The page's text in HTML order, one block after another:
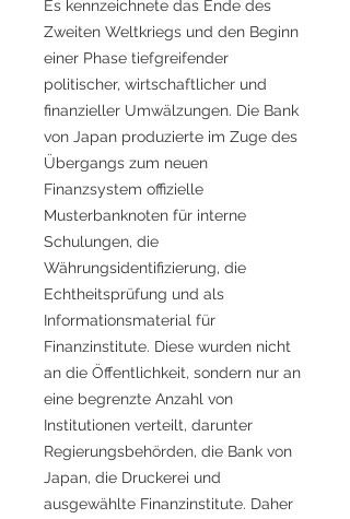
Es kennzeichnete das Ende des
Zweiten Weltkriegs und den Beginn
einer Phase tiefgreifender
politischer, wirtschaftlicher und
finanzieller Umwälzungen. Die Bank
von Japan produzierte im Zuge des
Übergangs zum neuen
Finanzsystem offizielle
Musterbanknoten für interne
Schulungen, die
Währungsidentifizierung, die
Echtheitsprüfung und als
Informationsmaterial für
Finanzinstitute. Diese wurden nicht
an die Öffentlichkeit, sondern nur an
eine begrenzte Anzahl von
Institutionen verteilt, darunter
Regierungsbehörden, die Bank von
Japan, die Druckerei und
ausgewählte Finanzinstitute. Daher